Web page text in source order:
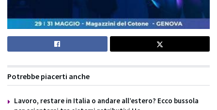
Potrebbe piacerti anche
Lavoro, restare in Italia o andare all’estero? Ecco bussola